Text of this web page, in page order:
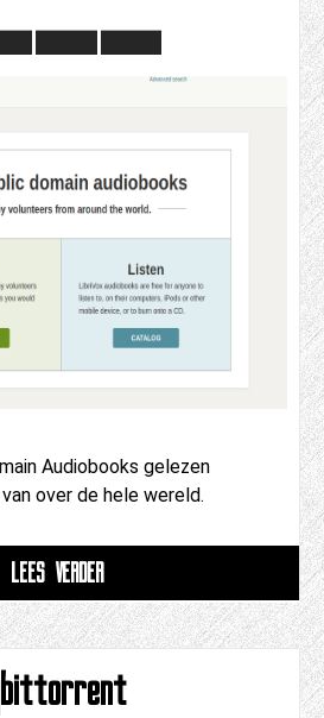
Audiobooks gelezen
over de hele wereld.
LEES VERDER